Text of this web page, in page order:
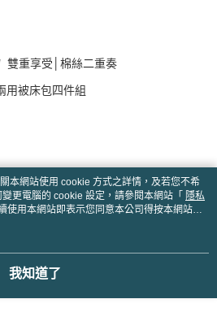
雙重享受│棉絲二重奏
用被床包四件組
本網站使用 cookie 方式之詳情，及若您不希
更電腦的 cookie 設定，請參閱本網站「 隱私
使用本網站即表示您同意本公司得按本網站使
。
我知道了